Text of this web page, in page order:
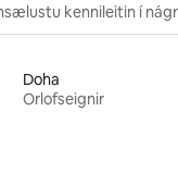
kennileitin í
Doha
Orlofseignir